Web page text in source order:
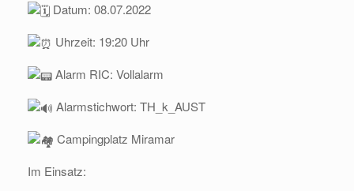
Datum: 08.07.2022
Uhrzeit: 19:20 Uhr
Alarm RIC: Vollalarm
Alarmstichwort: TH_k_AUST
Campingplatz Miramar
Im Einsatz: